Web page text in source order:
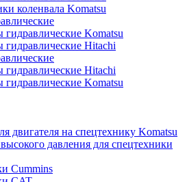
коленвала Komatsu
гидравлические Komatsu
гидравлические Hitachi
гидравлические Hitachi
гидравлические Komatsu
двигателя на спецтехнику Komatsu
давления для спецтехники
Cummins